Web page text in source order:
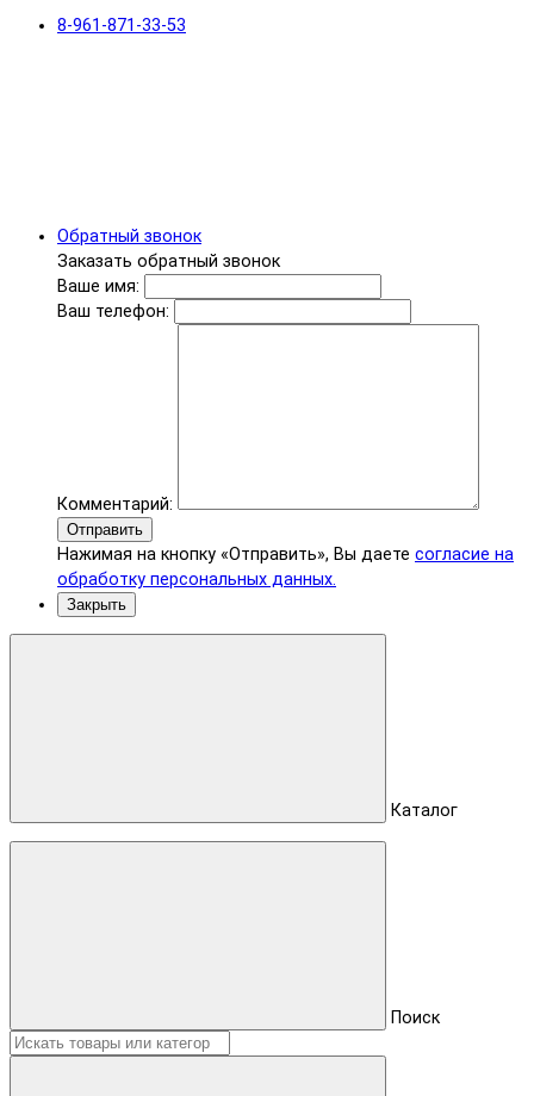
8-961-871-33-53
Обратный звонок
Заказать обратный звонок
Ваше имя:
Ваш телефон:
Комментарий:
Отправить
Нажимая на кнопку «Отправить», Вы даете согласие на
обработку персональных данных.
Закрыть
Каталог
Поиск